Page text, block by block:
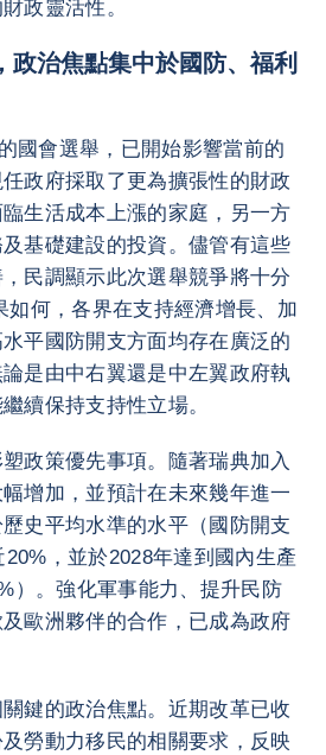
政靈活性。
政治焦點集中於國防、福利
國會選舉，已開始影響當前的
政府採取了更為擴張性的財政
生活成本上漲的家庭，另一方
基礎建設的投資。儘管有這些
民調顯示此次選舉競爭將十分
如何，各界在支持經濟增長、加
平國防開支方面均存在廣泛的
是由中右翼還是中左翼政府執
續保持支持性立場。
政策優先事項。隨著瑞典加入
增加，並預計在未來幾年進一
史平均水準的水平（國防開支
，並於2028年達到國內生產
）。強化軍事能力、提升民防
歐洲夥伴的合作，已成為政府
鍵的政治焦點。近期改革已收
勞動力移民的相關要求，反映